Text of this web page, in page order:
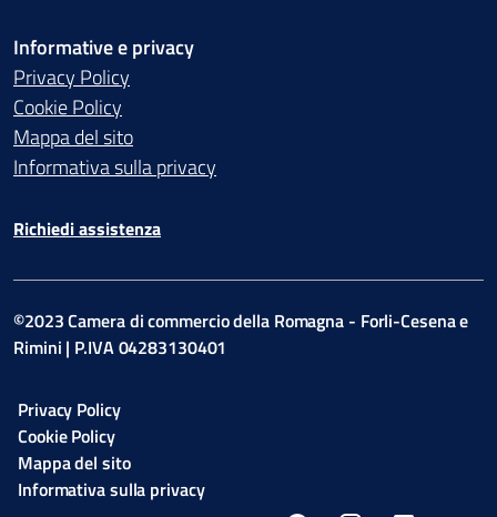
Informative e privacy
Privacy Policy
Cookie Policy
Mappa del sito
Informativa sulla privacy
Richiedi assistenza
©2023 Camera di commercio della Romagna - Forli-Cesena e
Rimini | P.IVA 04283130401
Privacy Policy
Cookie Policy
Mappa del sito
Informativa sulla privacy